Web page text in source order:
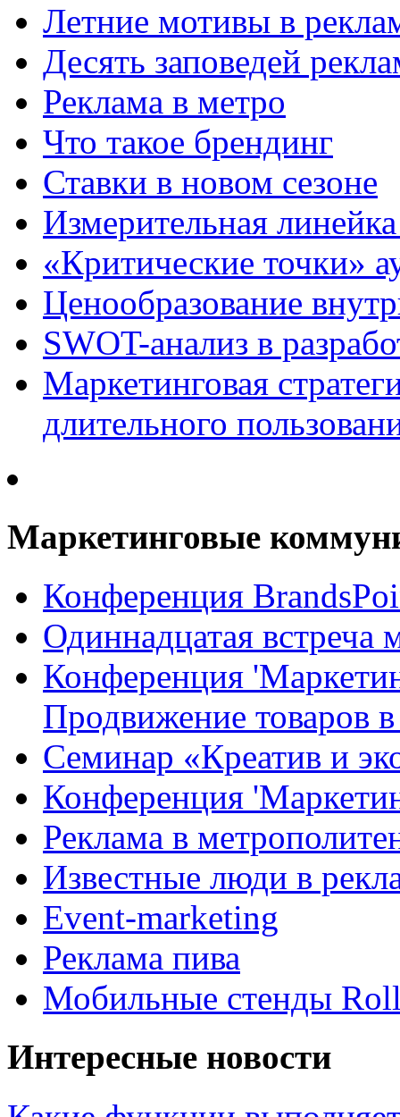
Летние мотивы в
Десять заповедей
Реклама в метро
Что такое брендинг
Ставки в новом сезоне
Измерительная
«Критические точки»
Ценообразование
SWOT-анализ в
Маркетинговая
длительного
Маркетинговые
Конференция
Одиннадцатая
Конференция
Продвижение товаров
Семинар «Креатив и
Конференция
Реклама в
Известные люди в
Event-marketing
Реклама пива
Мобильные стенды
Интересные новости